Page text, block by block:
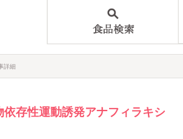
詳細
依存性運動誘発アナフィラキシ